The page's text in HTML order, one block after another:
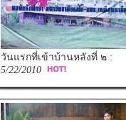
วันแรกที่เข้าบ้านหลังที่ ๒ :
5/22/2010